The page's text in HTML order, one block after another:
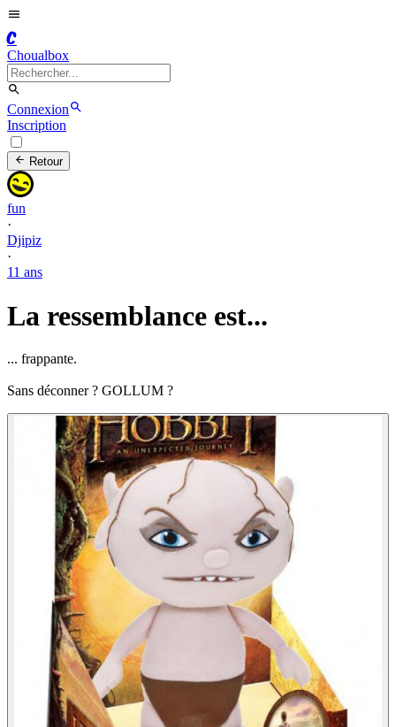
C
Choualbox
Connexion
Inscription
Retour
fun
·
Djipiz
·
11 ans
La ressemblance est...
... frappante.
Sans déconner ? GOLLUM ?